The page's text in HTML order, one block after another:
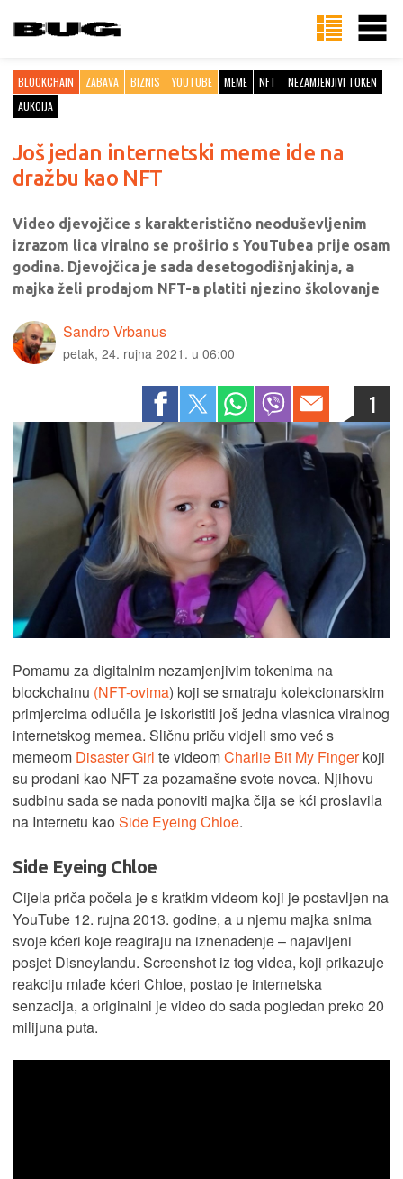
BLOCKCHAIN ZABAVA BIZNIS YOUTUBE MEME NFT
NEZAMJENJIVI TOKEN
AUKCIJA
Još jedan internetski meme ide na
dražbu kao NFT
Video djevojčice s karakteristično neoduševljenim
izrazom lica viralno se proširio s YouTubea prije osam
godina. Djevojčica je sada desetogodišnjakinja, a
majka želi prodajom NFT-a platiti njezino školovanje
Sandro Vrbanus
petak, 24. rujna 2021. u 06:00
1
Pomamu za digitalnim nezamjenjivim tokenima na
blockchainu (NFT-ovima) koji se smatraju kolekcionarskim
primjercima odlučila je iskoristiti još jedna vlasnica viralnog
internetskog memea. Sličnu priču vidjeli smo već s
memeom Disaster Girl te videomCharlie Bit My Fingerkoji
su prodani kao NFT za pozamašne svote novca. Njihovu
sudbinu sada se nada ponoviti majka čija se kći proslavila
na Internetu kao Side Eyeing Chloe.
Side Eyeing Chloe
Cijela priča počela je s kratkim videom koji je postavljen na
YouTube 12. rujna 2013. godine, a u njemu majka snima
svoje kćeri koje reagiraju na iznenađenje – najavljeni
posjet Disneylandu. Screenshot iz tog videa, koji prikazuje
reakciju mlađe kćeri Chloe, postao je internetska
senzacija, a originalni je video do sada pogledan preko 20
milijuna puta.